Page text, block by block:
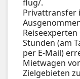
flug/.
Privattransfer
Stunden (am
per E-Mail)
Mietwagen
Zielgebieten